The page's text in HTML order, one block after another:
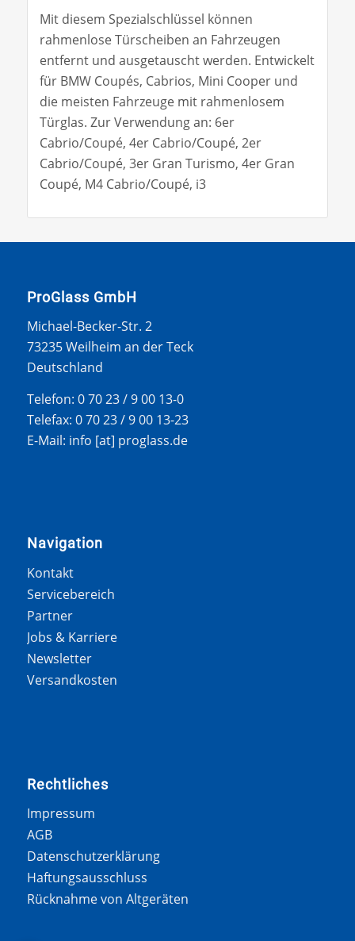
Mit diesem Spezialschlüssel können
rahmenlose Türscheiben an Fahrzeugen
entfernt und ausgetauscht werden. Entwickelt
für BMW Coupés, Cabrios, Mini Cooper und
die meisten Fahrzeuge mit rahmenlosem
Türglas. Zur Verwendung an: 6er
Cabrio/Coupé, 4er Cabrio/Coupé, 2er
Cabrio/Coupé, 3er Gran Turismo, 4er Gran
Coupé, M4 Cabrio/Coupé, i3
ProGlass GmbH
Michael-Becker-Str. 2
73235 Weilheim an der Teck
Deutschland
Telefon: 0 70 23 / 9 00 13-0
Telefax: 0 70 23 / 9 00 13-23
E-Mail: info [at] proglass.de
Navigation
Kontakt
Servicebereich
Partner
Jobs & Karriere
Newsletter
Versandkosten
Rechtliches
Impressum
AGB
Datenschutzerklärung
Haftungsausschluss
Rücknahme von Altgeräten